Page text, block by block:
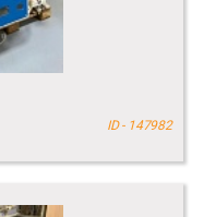
ID - 147982